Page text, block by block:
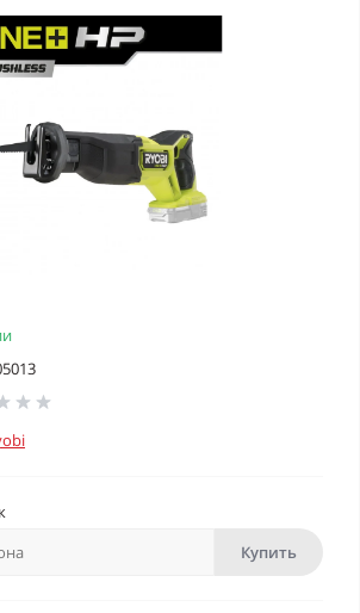
Купить